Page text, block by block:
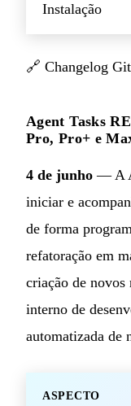
Instalação
🔗 Changelog
Agent Tasks
Pro, Pro+ e
4 de junho — A
iniciar e
de forma
refatoração em
criação de
interno de
automatizada de
ASPECTO